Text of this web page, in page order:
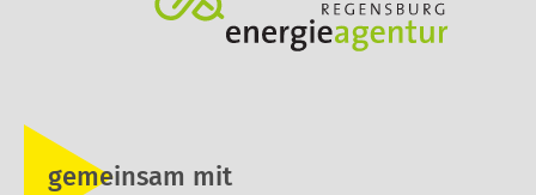
gemeinsam mit